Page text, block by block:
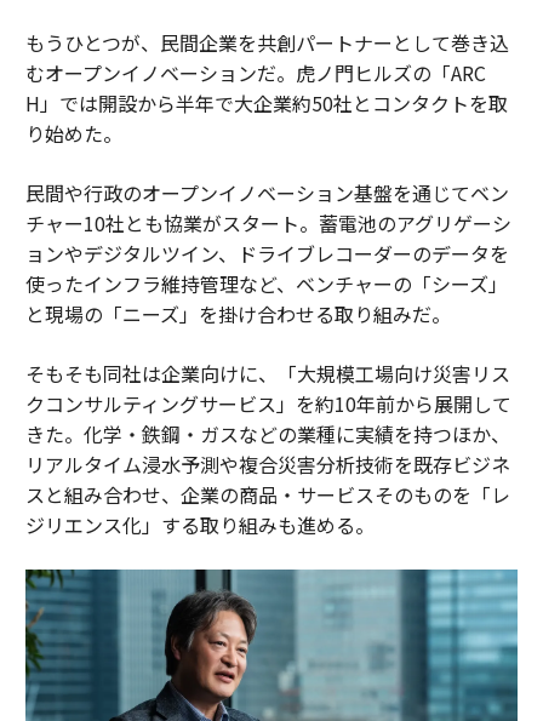
もうひとつが、民間企業を共創パートナーとして巻き込
むオープンイノベーションだ。虎ノ門ヒルズの「ARC
H」では開設から半年で大企業約50社とコンタクトを取
り始めた。
民間や行政のオープンイノベーション基盤を通じてベン
チャー10社とも協業がスタート。蓄電池のアグリゲーシ
ョンやデジタルツイン、ドライブレコーダーのデータを
使ったインフラ維持管理など、ベンチャーの「シーズ」
と現場の「ニーズ」を掛け合わせる取り組みだ。
そもそも同社は企業向けに、「大規模工場向け災害リス
クコンサルティングサービス」を約10年前から展開して
きた。化学・鉄鋼・ガスなどの業種に実績を持つほか、
リアルタイム浸水予測や複合災害分析技術を既存ビジネ
スと組み合わせ、企業の商品・サービスそのものを「レ
ジリエンス化」する取り組みも進める。